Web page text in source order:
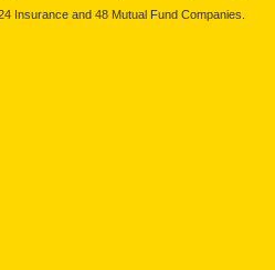
Insurance and 48 Mutual Fund Companies.